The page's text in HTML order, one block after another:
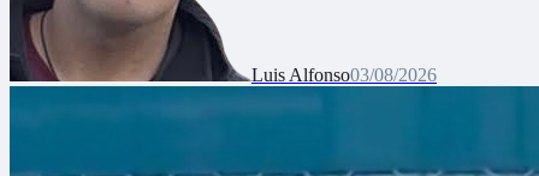
Luis Alfonso03/08/2026